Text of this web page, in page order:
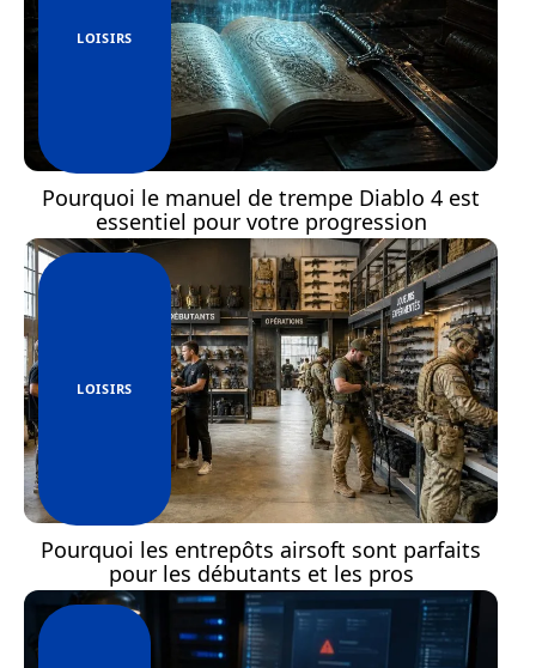
LOISIRS
Pourquoi le manuel de trempe Diablo 4 est
essentiel pour votre progression
LOISIRS
Pourquoi les entrepôts airsoft sont parfaits
pour les débutants et les pros